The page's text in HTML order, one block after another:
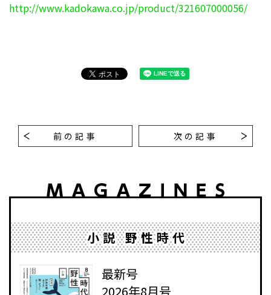
http://www.kadokawa.co.jp/product/321607000056/
前の記事 次の記事
小説 野性時代
最新号
2026年8月号